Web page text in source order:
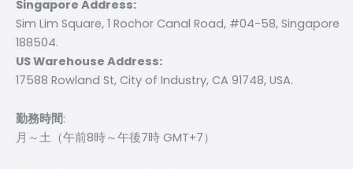
Singapore Address:
Sim Lim Square, 1 Rochor Canal Road, #04-58, Singapore
188504.
US Warehouse Address:
17588 Rowland St, City of Industry, CA 91748, USA.
勤務時間:
月～土（午前8時～午後7時 GMT+7）